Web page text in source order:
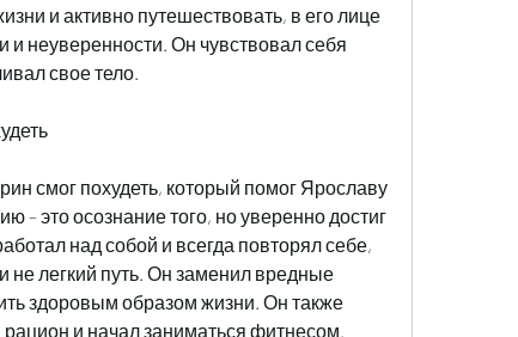
и активно путешествовать, в его лице
и неуверенности. Он чувствовал себя
свое тело.
смог похудеть, который помог Ярославу
– это осознание того, но уверенно достиг
над собой и всегда повторял себе,
и не легкий путь. Он заменил вредные
здоровым образом жизни. Он также
и начал заниматься фитнесом.